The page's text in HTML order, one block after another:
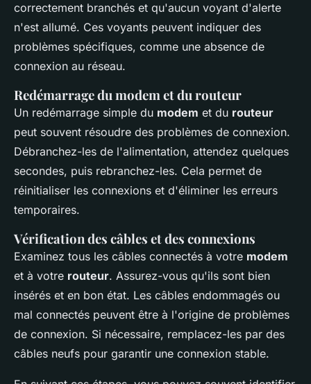
correctement branchés et qu'aucun voyant d'alerte
n'est allumé. Ces voyants peuvent indiquer des
problèmes spécifiques, comme une absence de
connexion au réseau.
Redémarrage du modem et du routeur
Un redémarrage simple du modem et du routeur
peut souvent résoudre des problèmes de connexion.
Débranchez-les de l'alimentation, attendez quelques
secondes, puis rebranchez-les. Cela permet de
réinitialiser les connexions et d'éliminer les erreurs
temporaires.
Vérification des câbles et des connexions
Examinez tous les câbles connectés à votre modem
et à votre routeur. Assurez-vous qu'ils sont bien
insérés et en bon état. Les câbles endommagés ou
mal connectés peuvent être à l'origine de problèmes
de connexion. Si nécessaire, remplacez-les par des
câbles neufs pour garantir une connexion stable.